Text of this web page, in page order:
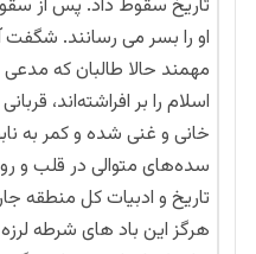
تاریخ سقوط داد. پس از
او را بسر می رسانند.
مهمند حالا طالبان که
اسلام را بر افراشته‌اند،
خانی و غنی شده و کمر به
سده‌های متوالی در قلب و
تاریخ و ادبیات کل منطقه
هرگز این باد های شرطه